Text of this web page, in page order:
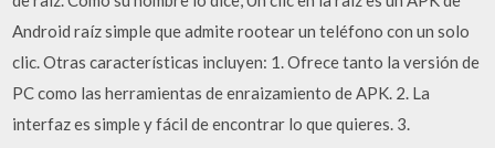
Android raíz simple que admite rootear un teléfono con un solo
clic. Otras características incluyen: 1. Ofrece tanto la versión de
PC como las herramientas de enraizamiento de APK. 2. La
interfaz es simple y fácil de encontrar lo que quieres. 3.